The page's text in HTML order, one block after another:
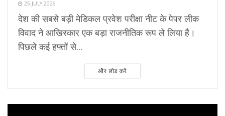
25 JULY 2026
देश की सबसे बड़ी मेडिकल प्रवेश परीक्षा नीट के पेपर लीक
विवाद ने आखिरकार एक बड़ा राजनीतिक रूप ले लिया है।
पिछले कई हफ्तों से...
और लोड करें